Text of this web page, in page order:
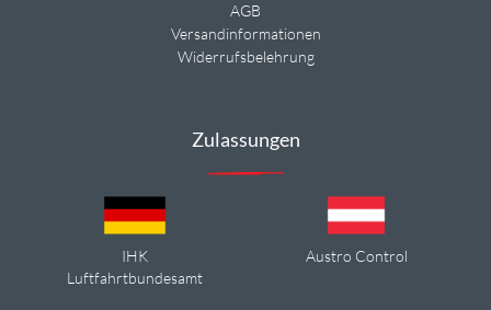
AGB
Versandinformationen
Widerrufsbelehrung
Zulassungen
IHK
Luftfahrtbundesamt
Austro Control